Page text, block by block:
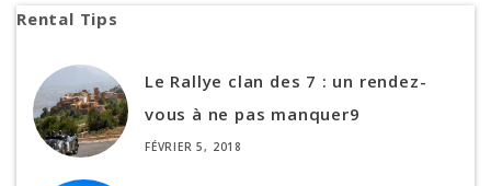
Rental Tips
Le Rallye clan des 7 : un rendez-
vous à ne pas manquer9
FÉVRIER 5, 2018